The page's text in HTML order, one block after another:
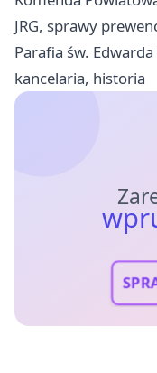
JRG, sprawy
Parafia św.
kancelaria, historia